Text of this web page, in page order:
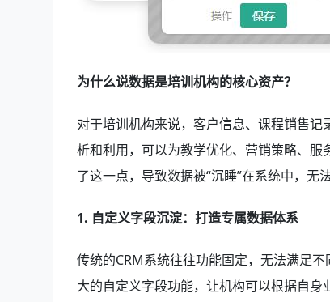
为什么说数据是培训机构的核心资产？
对于培训机构来说，客户信息、课程销售
析和利用，可以为教学优化、营销策略、
了这一点，导致数据被“沉睡”在系统中，无
1. 自定义字段沉淀：打造专属数据体系
传统的CRM系统往往功能固定，无法满足
大的自定义字段功能，让机构可以根据自